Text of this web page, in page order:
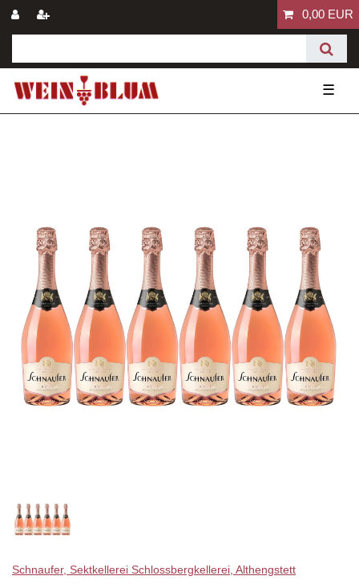
0,00 EUR
☰
Schnaufer, Sektkellerei Schlossbergkellerei, Althengstett